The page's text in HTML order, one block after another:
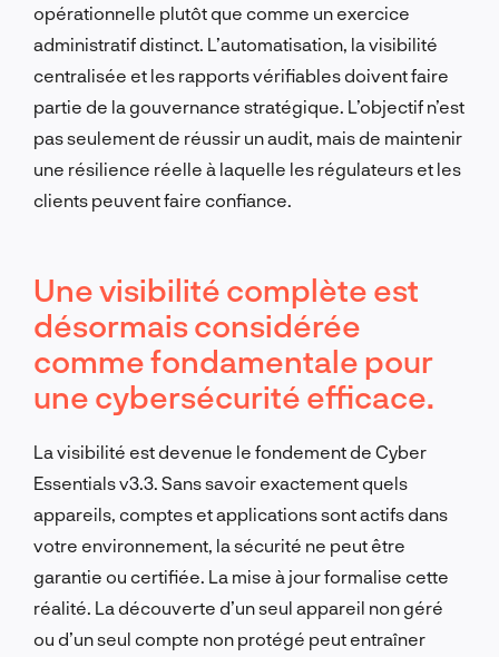
opérationnelle plutôt que comme un exercice
administratif distinct. L’automatisation, la visibilité
centralisée et les rapports vérifiables doivent faire
partie de la gouvernance stratégique. L’objectif n’est
pas seulement de réussir un audit, mais de maintenir
une résilience réelle à laquelle les régulateurs et les
clients peuvent faire confiance.
Une visibilité complète est
désormais considérée
comme fondamentale pour
une cybersécurité efficace.
La visibilité est devenue le fondement de Cyber
Essentials v3.3. Sans savoir exactement quels
appareils, comptes et applications sont actifs dans
votre environnement, la sécurité ne peut être
garantie ou certifiée. La mise à jour formalise cette
réalité. La découverte d’un seul appareil non géré
ou d’un seul compte non protégé peut entraîner